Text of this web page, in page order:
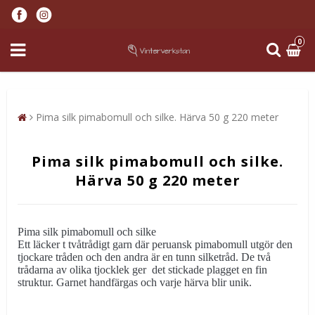
0
Pima silk pimabomull och silke. Härva 50 g 220 meter
Pima silk pimabomull och silke.
Härva 50 g 220 meter
Pima silk pimabomull och silke
Ett läcker t tvåtrådigt garn där peruansk pimabomull utgör den
tjockare tråden och den andra är en tunn silketråd. De två
trådarna av olika tjocklek ger det stickade plagget en fin
struktur. Garnet handfärgas och varje härva blir unik.